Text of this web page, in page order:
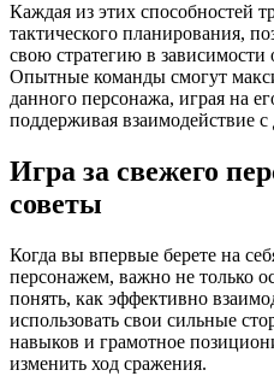
Каждая из этих способностей
тактического планирования,
свою стратегию в зависимости
Опытные команды смогут
данного персонажа, играя на
поддерживая взаимодействие
Игра за свежего
советы
Когда вы впервые берете на
персонажем, важно не только
понять, как эффективно
использовать свои сильные
навыков и грамотное
изменить ход сражения.